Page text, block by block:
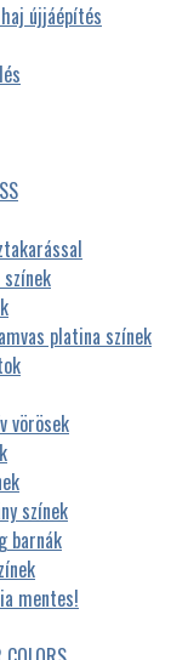
haj újjáépítés
színek
platina színek
vörösek
színek
barnák
mentes!